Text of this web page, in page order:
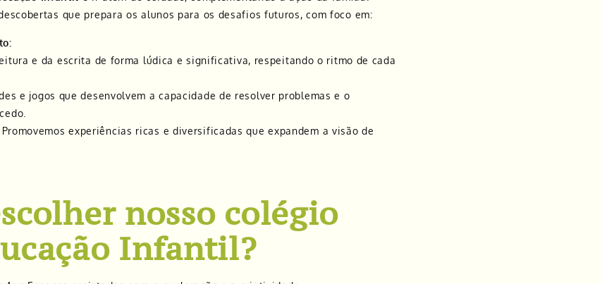
que prepara os alunos para os desafios futuros, com foco em:
e da escrita de forma lúdica e significativa, respeitando o ritmo de cada
e jogos que desenvolvem a capacidade de resolver problemas e o
Promovemos experiências ricas e diversificadas que expandem a visão de
nosso colégio
Infantil?